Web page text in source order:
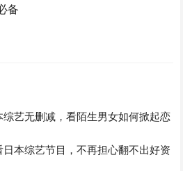
备
综艺无删减，看陌生男女如何掀起恋
本综艺节目，不再担心翻不出好资